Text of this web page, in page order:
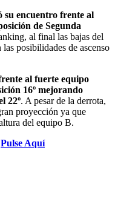
encuentro frente al
de Segunda
al final las bajas del
posibilidades de ascenso
al fuerte equipo
16º mejorando
22º. A pesar de la derrota,
proyección ya que
del equipo B.
Pulse Aquí